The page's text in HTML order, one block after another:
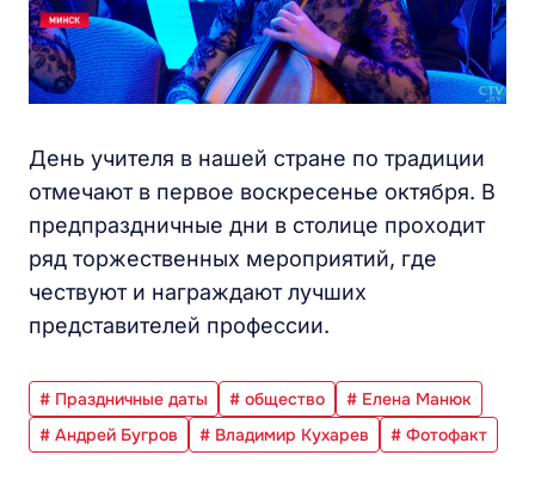
День учителя в нашей стране по традиции
отмечают в первое воскресенье октября. В
предпраздничные дни в столице проходит
ряд торжественных мероприятий, где
чествуют и награждают лучших
представителей профессии.
# Праздничные даты # общество
# Елена Манюк
# Андрей Бугров
# Владимир Кухарев # Фотофакт